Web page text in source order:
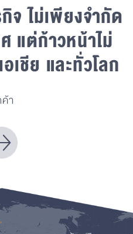
จไม่เพียงจำกัด
แต่ก้าวหน้าไม่
ชีย และทั่วโลก
า